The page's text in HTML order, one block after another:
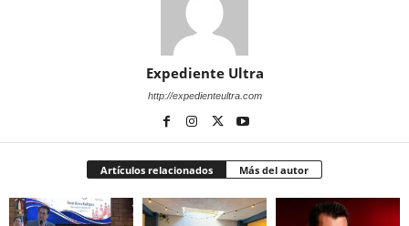
Expediente Ultra
http://expedienteultra.com
Artículos relacionados Más del autor